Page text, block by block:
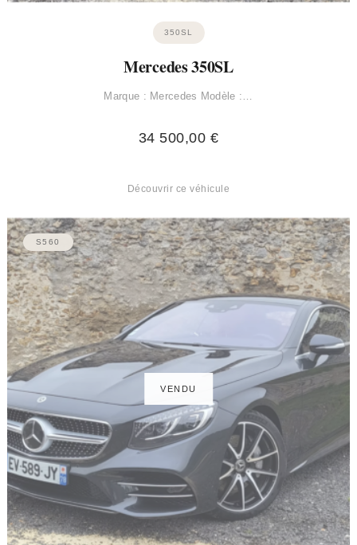
350SL
Mercedes 350SL
Marque : Mercedes Modèle :…
34 500,00 €
Découvrir ce véhicule
S560